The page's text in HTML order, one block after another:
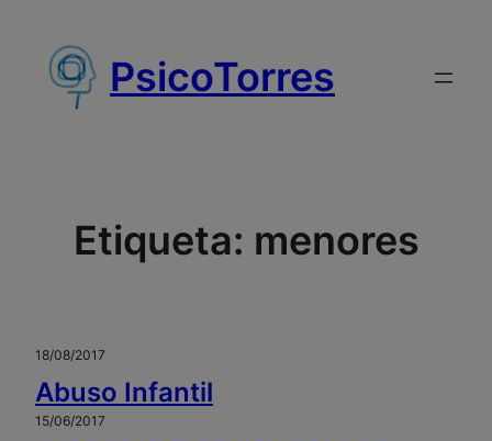
contenido
PsicoTorres
Etiqueta: menores
18/08/2017
Abuso Infantil
15/06/2017